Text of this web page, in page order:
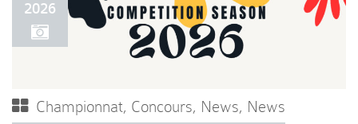
2026
Championnat, Concours, News, News